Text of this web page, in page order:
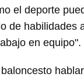
el deporte
de habilidades
en equipo".